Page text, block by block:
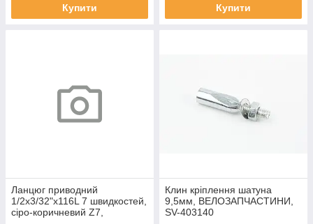
Купити Купити
Ланцюг приводний
1/2х3/32"х116L 7 швидкостей,
сіро-коричневий Z7,
Клин кріплення шатуна
9,5мм, ВЕЛОЗАПЧАСТИНИ,
SV-403140